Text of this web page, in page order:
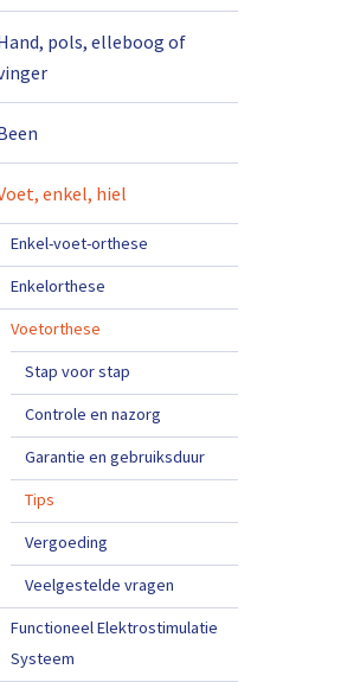
pols, elleboog of
enkel, hiel
Enkel-voet-orthese
Enkelorthese
Voetorthese
Stap voor stap
Controle en nazorg
Garantie en gebruiksduur
Tips
Vergoeding
Veelgestelde vragen
Functioneel Elektrostimulatie
Systeem